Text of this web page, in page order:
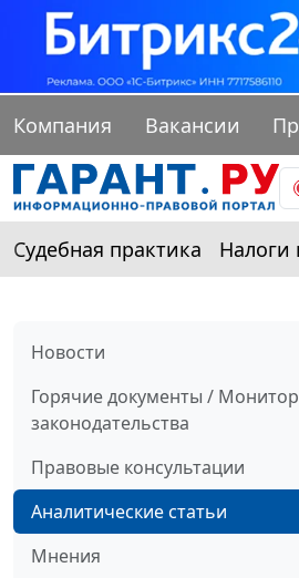
Компания Вакансии
Судебная практика Налоги
Новости
Горячие документы /
законодательства
Правовые консультации
Аналитические статьи
Мнения